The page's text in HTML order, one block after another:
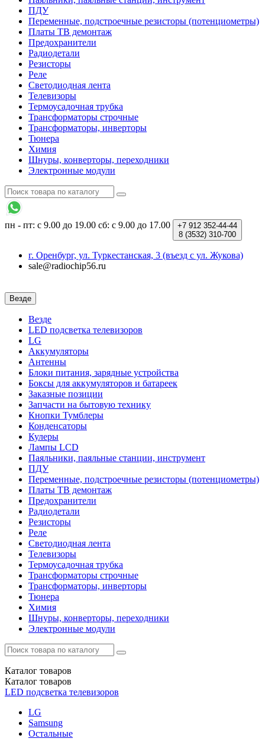
ПДУ
Переменные, подстроечные резисторы (потенциометры)
Платы ТВ демонтаж
Предохранители
Радиодетали
Резисторы
Реле
Светодиодная лента
Телевизоры
Термоусадочная трубка
Трансформаторы строчные
Трансформаторы, инверторы
Тюнера
Химия
Шнуры, конверторы, переходники
Электронные модули
пн - пт: с 9.00 до 19.00 сб: c 9.00 до 17.00 +7 912 352-44-44
8 (3532) 310-700
г. Оренбург, ул. Туркестанская, 3 (въезд с ул. Жукова)
sale@radiochip56.ru
Везде
Везде
LED подсветка телевизоров
LG
Аккумуляторы
Антенны
Блоки питания, зарядные устройства
Боксы для аккумуляторов и батареек
Заказные позиции
Запчасти на бытовую технику
Кнопки Тумблеры
Конденсаторы
Кулеры
Лампы LCD
Паяльники, паяльные станции, инструмент
ПДУ
Переменные, подстроечные резисторы (потенциометры)
Платы ТВ демонтаж
Предохранители
Радиодетали
Резисторы
Реле
Светодиодная лента
Телевизоры
Термоусадочная трубка
Трансформаторы строчные
Трансформаторы, инверторы
Тюнера
Химия
Шнуры, конверторы, переходники
Электронные модули
Каталог товаров
Каталог товаров
LED подсветка телевизоров
LG
Samsung
Остальные